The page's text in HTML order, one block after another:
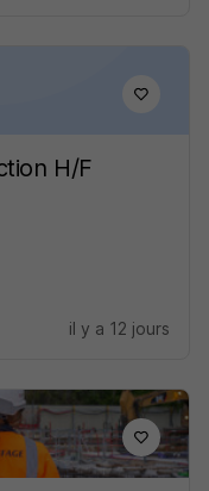
H/F
il y a 12 jours